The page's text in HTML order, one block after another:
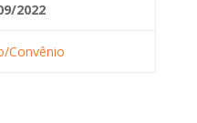
2022
Convênio